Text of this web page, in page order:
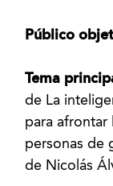
Público
Tema
de La
para afrontar
personas de
de Nicolás